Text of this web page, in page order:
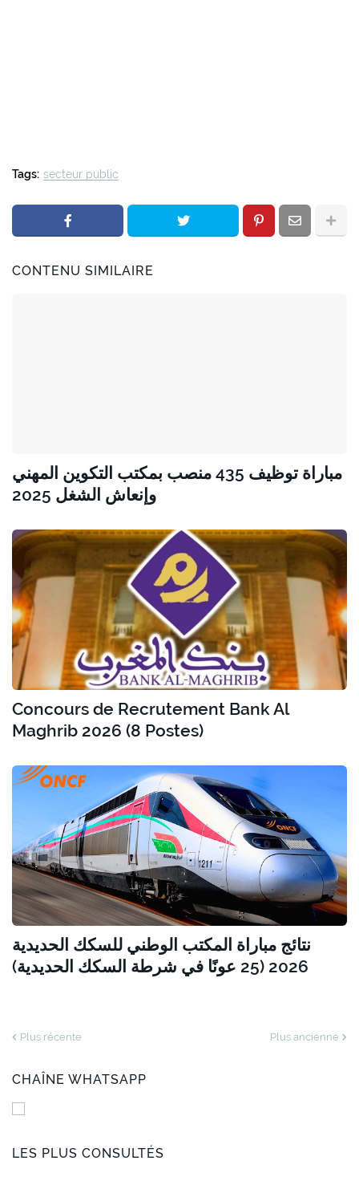
Tags: secteur public
CONTENU SIMILAIRE
مباراة توظيف 435 منصب بمكتب التكوين المهني
وإنعاش الشغل 2025
Concours de Recrutement Bank Al
Maghrib 2026 (8 Postes)
نتائج مباراة المكتب الوطني للسكك الحديدية
2026 (25 عونًا في شرطة السكك الحديدية)
Plus récente Plus ancienne
CHAÎNE WHATSAPP
LES PLUS CONSULTÉS